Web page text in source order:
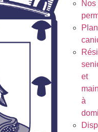
Nos
Plan
et
à